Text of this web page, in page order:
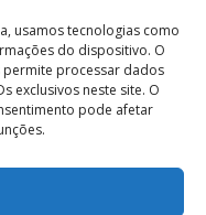
usamos tecnologias como
do dispositivo. O
permite processar dados
exclusivos neste site. O
pode afetar